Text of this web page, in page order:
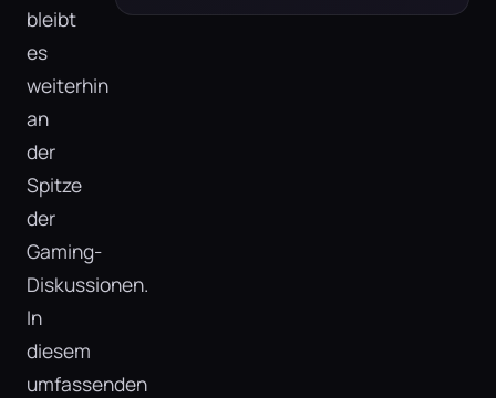
bleibt
es
weiterhin
an
der
Spitze
der
Gaming-
Diskussionen.
In
diesem
umfassenden